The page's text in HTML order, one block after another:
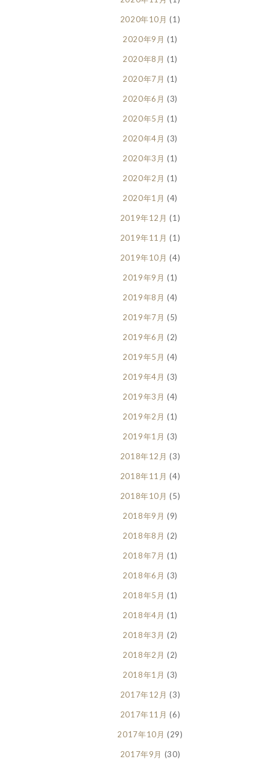
2020年10月 (1)
2020年9月 (1)
2020年8月 (1)
2020年7月 (1)
2020年6月 (3)
2020年5月 (1)
2020年4月 (3)
2020年3月 (1)
2020年2月 (1)
2020年1月 (4)
2019年12月 (1)
2019年11月 (1)
2019年10月 (4)
2019年9月 (1)
2019年8月 (4)
2019年7月 (5)
2019年6月 (2)
2019年5月 (4)
2019年4月 (3)
2019年3月 (4)
2019年2月 (1)
2019年1月 (3)
2018年12月 (3)
2018年11月 (4)
2018年10月 (5)
2018年9月 (9)
2018年8月 (2)
2018年7月 (1)
2018年6月 (3)
2018年5月 (1)
2018年4月 (1)
2018年3月 (2)
2018年2月 (2)
2018年1月 (3)
2017年12月 (3)
2017年11月 (6)
2017年10月 (29)
2017年9月 (30)